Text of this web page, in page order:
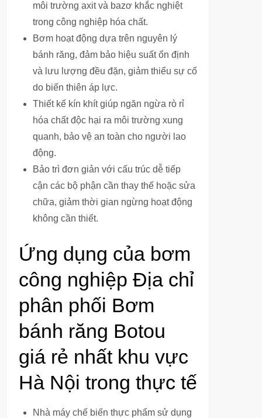
môi trường axit và bazơ khắc nghiệt
trong công nghiệp hóa chất.
Bơm hoạt động dựa trên nguyên lý
bánh răng, đảm bảo hiệu suất ổn định
và lưu lượng đều đặn, giảm thiểu sự cố
do biến thiên áp lực.
Thiết kế kín khít giúp ngăn ngừa rò rỉ
hóa chất độc hại ra môi trường xung
quanh, bảo vệ an toàn cho người lao
động.
Bảo trì đơn giản với cấu trúc dễ tiếp
cận các bộ phận cần thay thế hoặc sửa
chữa, giảm thời gian ngừng hoạt động
không cần thiết.
Ứng dụng của bơm
công nghiệp Địa chỉ
phân phối Bơm
bánh răng Botou
giá rẻ nhất khu vực
Hà Nội trong thực tế
Nhà máy chế biến thực phẩm sử dụng